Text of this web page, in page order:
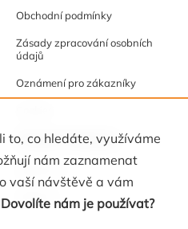
to, co hledáte, využíváme
nám zaznamenat
vaší návštěvě a vám
Dovolíte nám je používat?
Obchodní podmínky
Zásady zpracování osobních
údajů
Oznámení pro zákazníky
Osobní kabinet
Registrace
Oblíbené